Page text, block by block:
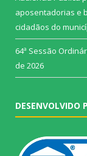
aposentadorias e
cidadãos do
64ª Sessão
de 2026
DESENVOLVIDO